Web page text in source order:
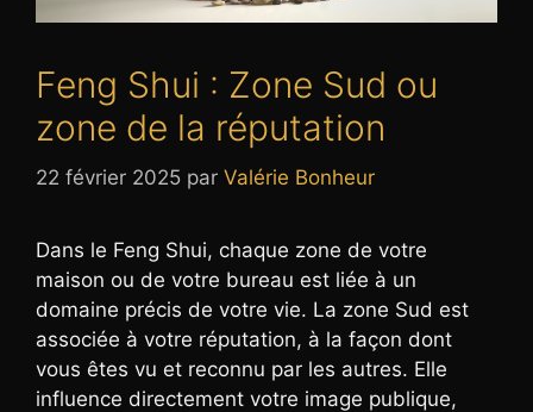
Feng Shui : Zone Sud ou
zone de la réputation
22 février 2025 par Valérie Bonheur
Dans le Feng Shui, chaque zone de votre
maison ou de votre bureau est liée à un
domaine précis de votre vie. La zone Sud est
associée à votre réputation, à la façon dont
vous êtes vu et reconnu par les autres. Elle
influence directement votre image publique,